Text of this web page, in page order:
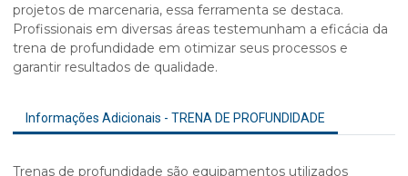
projetos de marcenaria, essa ferramenta se destaca.
Profissionais em diversas áreas testemunham a eficácia da
trena de profundidade em otimizar seus processos e
garantir resultados de qualidade.
Informações Adicionais - TRENA DE PROFUNDIDADE
Trenas de profundidade são equipamentos utilizados